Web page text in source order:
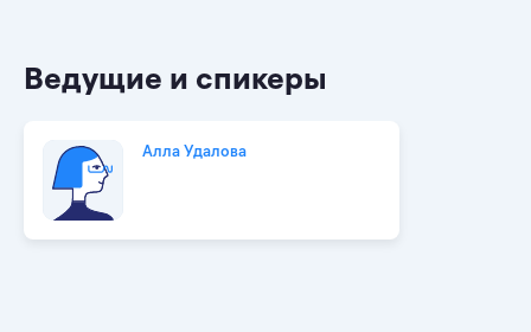
Ведущие и спикеры
Алла Удалова